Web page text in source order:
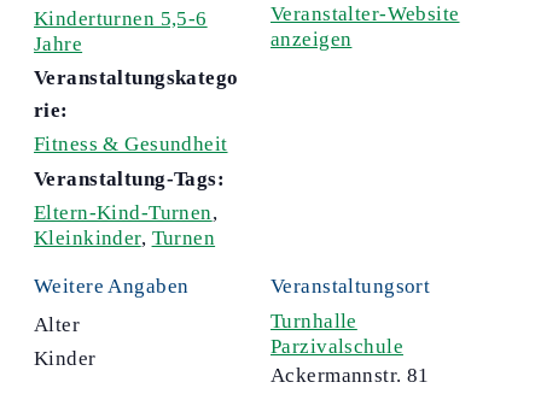
Kinderturnen 5,5-6
Jahre
Veranstaltungskatego
rie:
Fitness & Gesundheit
Veranstaltung-Tags:
Eltern-Kind-Turnen,
Kleinkinder, Turnen
Veranstaltungsort
Turnhalle
Parzivalschule
Ackermannstr. 81
Veranstalter-Website
anzeigen
Weitere Angaben
Alter
Kinder